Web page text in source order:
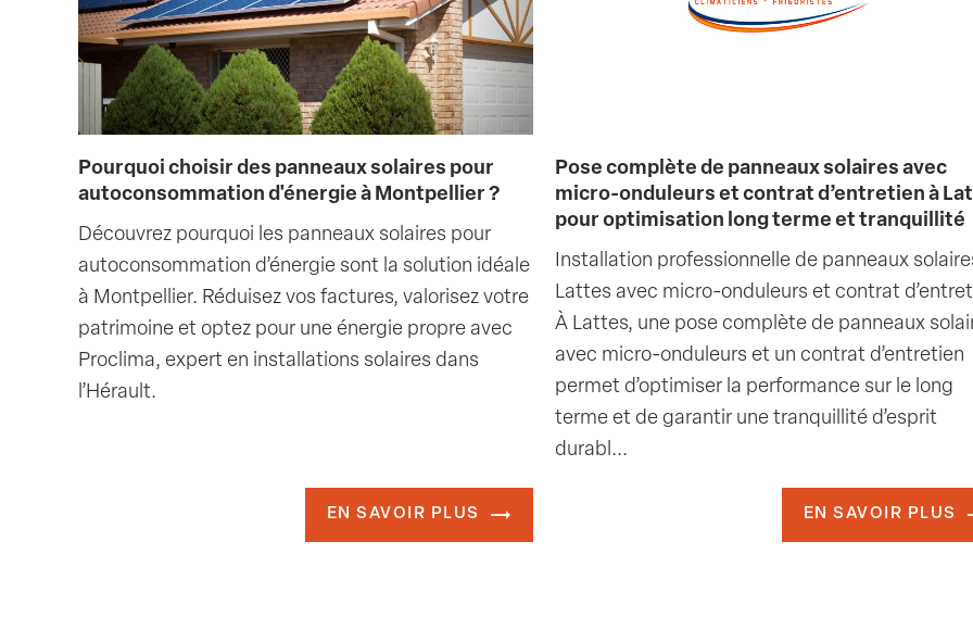
Pourquoi choisir des panneaux solaires pour
autoconsommation d'énergie à Montpellier ?
Découvrez pourquoi les panneaux solaires pour
autoconsommation d’énergie sont la solution idéale
à Montpellier. Réduisez vos factures, valorisez votre
patrimoine et optez pour une énergie propre avec
Proclima, expert en installations solaires dans
l’Hérault.
EN SAVOIR PLUS
Pose complète de panneaux solaires avec
micro-onduleurs et contrat d’entretien à
pour optimisation long terme et tranquillité
Installation professionnelle de panneaux
Lattes avec micro-onduleurs et contrat
À Lattes, une pose complète de panneaux
avec micro-onduleurs et un contrat d’entretien
permet d’optimiser la performance sur le long
terme et de garantir une tranquillité d’esprit
durabl...
EN SAVOIR PLUS